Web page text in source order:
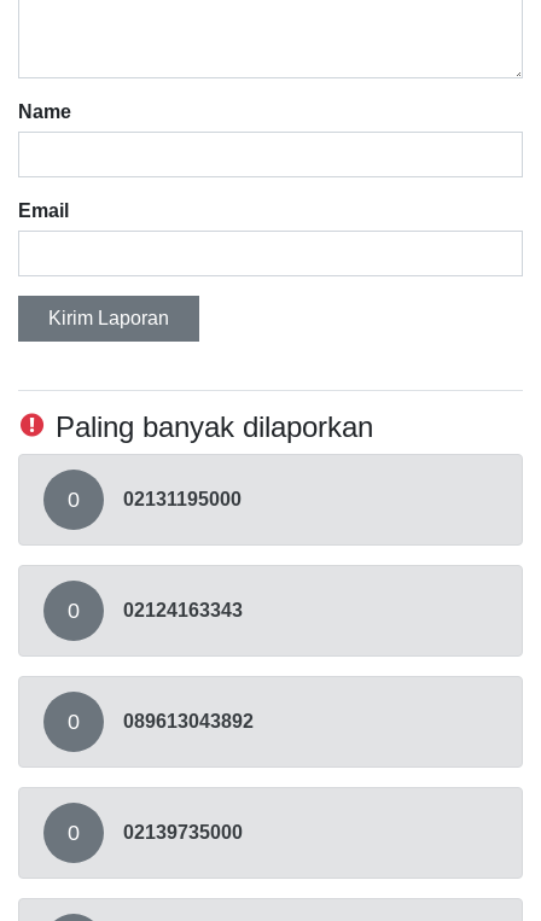
Name
Email
Kirim Laporan
Paling banyak dilaporkan
0 02131195000
0 02124163343
0 089613043892
0 02139735000